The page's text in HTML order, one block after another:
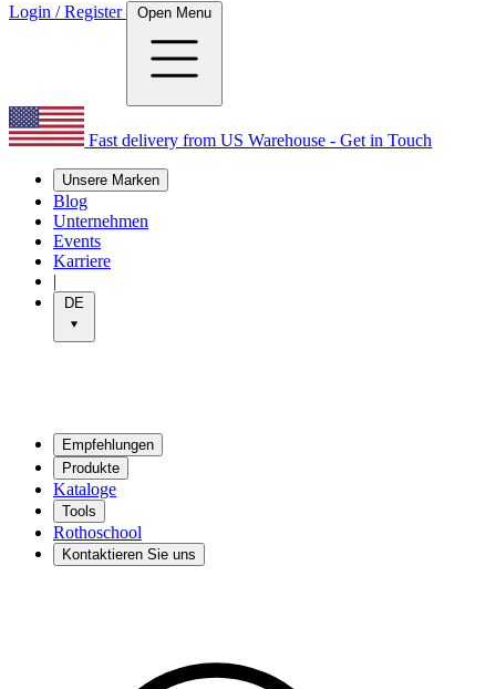
Login / Register Open Menu
Fast delivery from US Warehouse - Get in Touch
Unsere Marken
Blog
Unternehmen
Events
Karriere
|
DE
Empfehlungen
Produkte
Kataloge
Tools
Rothoschool
Kontaktieren Sie uns